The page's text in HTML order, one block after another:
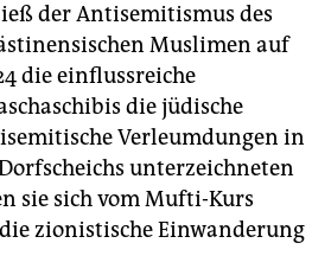
der Antisemitismus des
Muslimen auf
die einflussreiche
die jüdische
Verleumdungen in
unterzeichneten
sie sich vom Mufti-Kurs
zionistische Einwanderung